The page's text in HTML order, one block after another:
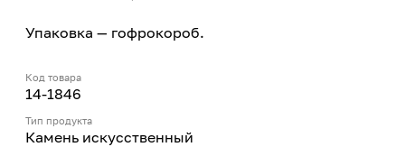
Упаковка — гофрокороб.
Код товара
14-1846
Тип продукта
Камень искусственный